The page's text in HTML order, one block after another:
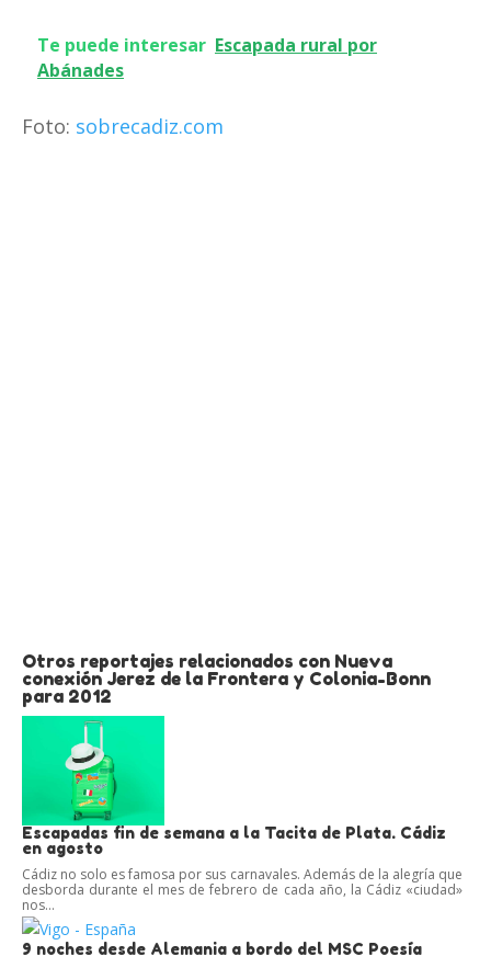
Te puede interesar Escapada rural por
Abánades
Foto: sobrecadiz.com
Otros reportajes relacionados con Nueva
conexión Jerez de la Frontera y Colonia-Bonn
para 2012
Escapadas fin de semana a la Tacita de Plata. Cádiz
en agosto
Cádiz no solo es famosa por sus carnavales. Además de la alegría que
desborda durante el mes de febrero de cada año, la Cádiz «ciudad»
nos...
9 noches desde Alemania a bordo del MSC Poesía